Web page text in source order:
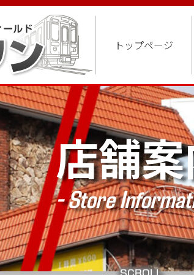
トップページ
店舗
- Store